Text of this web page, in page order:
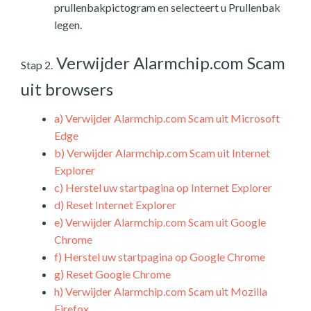
prullenbakpictogram en selecteert u Prullenbak
legen.
Stap 2. Verwijder Alarmchip.com Scam
uit browsers
a) Verwijder Alarmchip.com Scam uit Microsoft
Edge
b) Verwijder Alarmchip.com Scam uit Internet
Explorer
c) Herstel uw startpagina op Internet Explorer
d) Reset Internet Explorer
e) Verwijder Alarmchip.com Scam uit Google
Chrome
f) Herstel uw startpagina op Google Chrome
g) Reset Google Chrome
h) Verwijder Alarmchip.com Scam uit Mozilla